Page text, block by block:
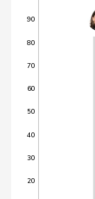
20
30
40
50
60
70
80
90